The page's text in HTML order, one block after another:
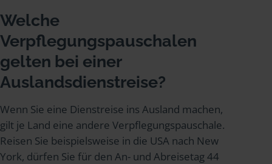
Welche
Verpflegungspauschalen
gelten bei einer
Auslandsdienstreise?
Wenn Sie eine Dienstreise ins Ausland machen,
gilt je Land eine andere Verpflegungspauschale.
Reisen Sie beispielsweise in die USA nach New
York, dürfen Sie für den An- und Abreisetag 44